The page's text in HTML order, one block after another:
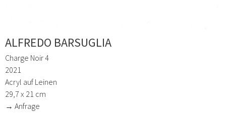
ALFREDO BARSUGLIA
Charge Noir 4
2021
Acryl auf Leinen
29,7 x 21 cm
→ Anfrage